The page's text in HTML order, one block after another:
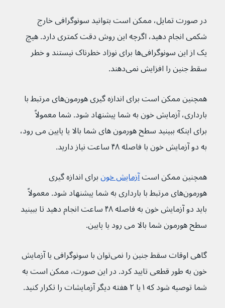
در صورت تمایل، ممکن است بتوانید سونوگرافی خارج
شکمی انجام دهید، اگرچه این روش دقت کمتری دارد. هیچ
یک از این سونوگرافی‌ها برای نوزاد خطرناک نیستند و خطر
سقط جنین را افزایش نمی‌دهند.
همچنین ممکن است برای اندازه گیری هورمون‌های مرتبط با
بارداری، آزمایش خون به شما پیشنهاد شود. شما معمولاً
برای اینکه ببینید سطح هورمون های شما بالا یا پایین می رود،
به دو آزمایش خون با فاصله ۴۸ ساعت نیاز دارید.
همچنین ممکن است آزمایش خونبرای اندازه گیری
هورمون‌های مرتبط با بارداری به شما پیشنهاد شود. معمولاً
باید دو آزمایش خون به فاصله ۴۸ ساعت انجام دهید تا ببینید
سطح هورمون شما بالا می رود یا پایین.
گاهی اوقات سقط جنین را نمی‌توان با سونوگرافی یا آزمایش
خون به طور قطعی تایید کرد. در این صورت، ممکن است به
شما توصیه شود که ۱ یا ۲ هفته دیگر آزمایشات را تکرار کنید.